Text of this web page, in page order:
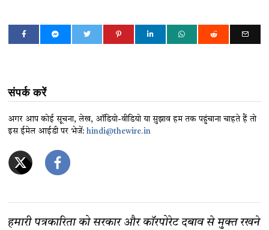
संपर्क करें
अगर आप कोई सूचना, लेख, ऑडियो-वीडियो या सुझाव हम तक पहुंचाना चाहते हैं तो
इस ईमेल आईडी पर भेजें:hindi@thewire.in
हमारी पत्रकारिता को सरकार और कॉरपोरेट दबाव से मुक्त रखने